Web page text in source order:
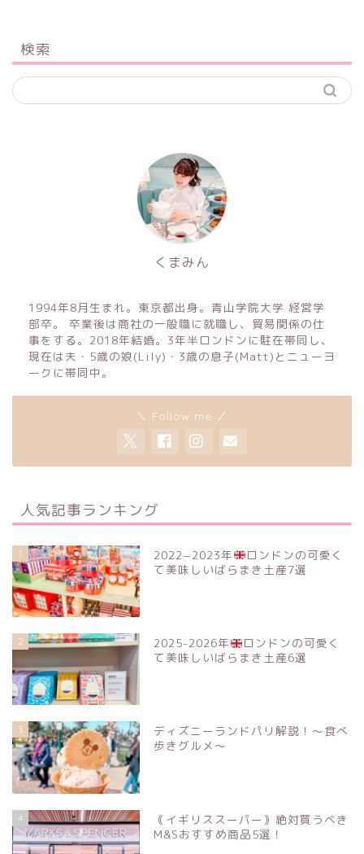
検索
くまみん
1994年8月生まれ。東京都出身。青山学院大学 経営学
部卒。 卒業後は商社の一般職に就職し、貿易関係の仕
事をする。2018年結婚。3年半ロンドンに駐在帯同し、
現在は夫・5歳の娘(Lily)・3歳の息子(Matt)とニューヨ
ークに帯同中。
＼ Follow me ／
人気記事ランキング
1 2022−2023年
ロンドンの可愛く
て美味しいばらまき土産7選
2 2025-2026年
ロンドンの可愛く
て美味しいばらまき土産6選
3
ディズニーランドパリ解説！〜食べ
歩きグルメ〜
4
｟イギリススーパー｠絶対買うべき
M&Sおすすめ商品5選！